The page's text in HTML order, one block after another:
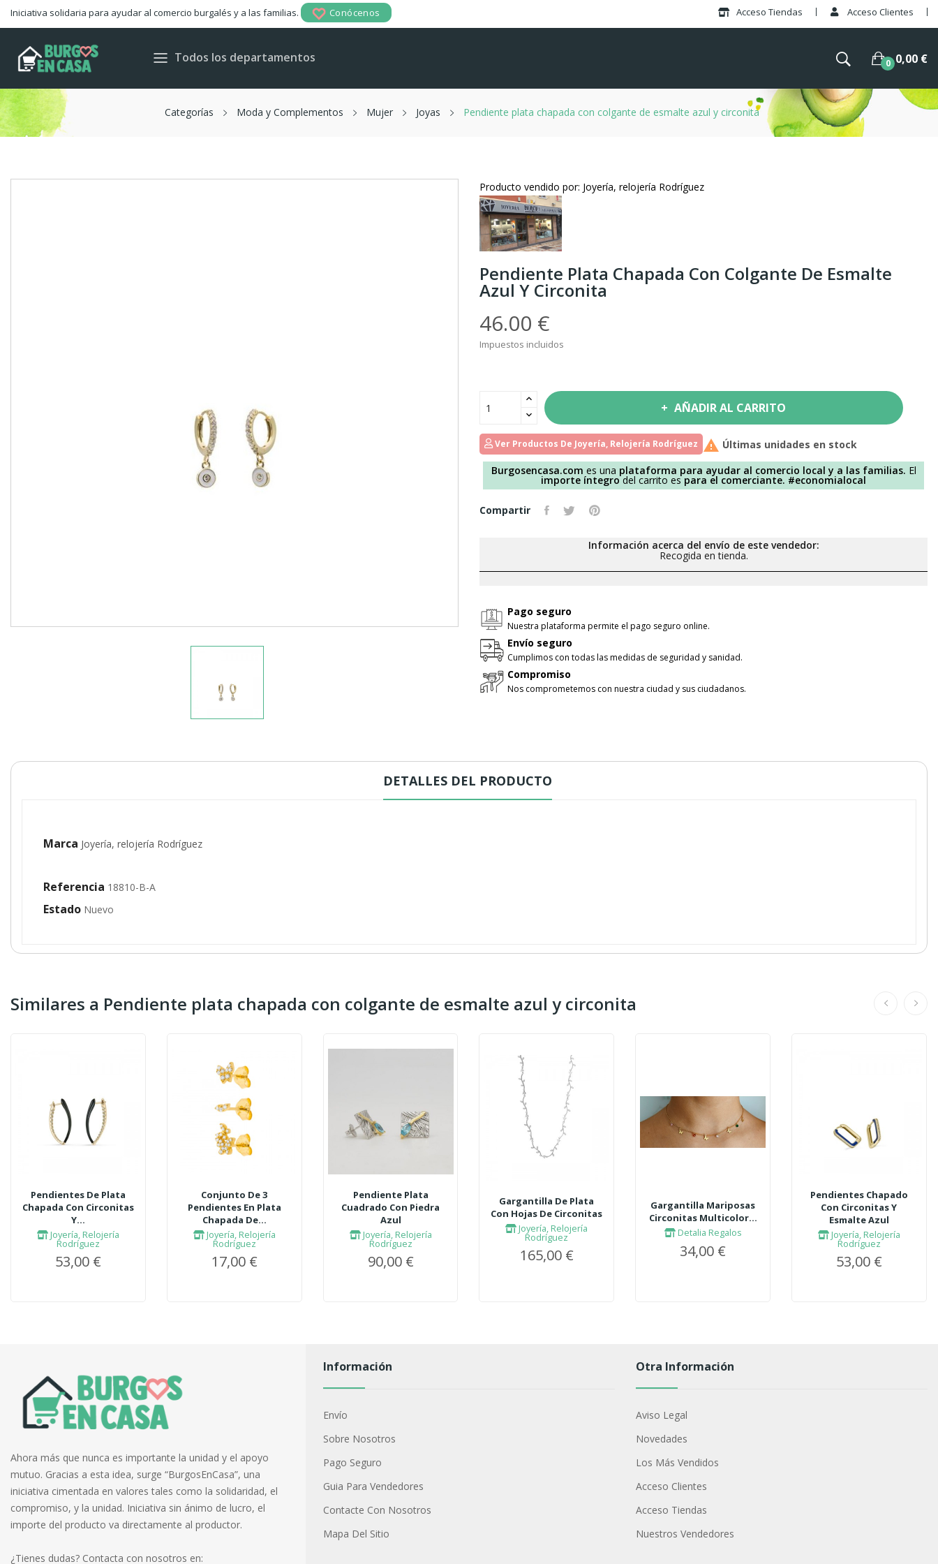
Acceso Clientes
Acceso Tiendas
Iniciativa solidaria para ayudar al comercio burgalés y a las familias. Conócenos
Todos los departamentos 0 0,00 €
Categorías Moda y Complementos Mujer Joyas Pendiente plata chapada con colgante de esmalte azul y circonita
Producto vendido por: Joyería, relojería Rodríguez
Pendiente Plata Chapada Con Colgante De Esmalte
Azul Y Circonita
46.00 €
Impuestos incluidos
AÑADIR AL CARRITO
Ver Productos De Joyería, Relojería Rodríguez  Últimas unidades en stock
Burgosencasa.com es una plataforma para ayudar al comercio local y a las familias. El
importe íntegrodel carrito es para el comerciante. #economialocal
Compartir
Información acerca del envío de este vendedor:
Recogida en tienda.
Pago seguro
Nuestra plataforma permite el pago seguro online.
Envío seguro
Cumplimos con todas las medidas de seguridad y sanidad.
Compromiso
Nos comprometemos con nuestra ciudad y sus ciudadanos.
DETALLES DEL PRODUCTO
Marca Joyería, relojería Rodríguez
Referencia 18810-B-A
Estado Nuevo
Similares a Pendiente plata chapada con colgante de esmalte azul y circonita
Pendientes De Plata
Chapada Con Circonitas
Y...
Joyería, Relojería
Rodríguez
53,00 €
Conjunto De 3
Pendientes En Plata
Chapada De...
Joyería, Relojería
Rodríguez
17,00 €
Pendiente Plata
Cuadrado Con Piedra
Azul
Joyería, Relojería
Rodríguez
90,00 €
Gargantilla De Plata
Con Hojas De Circonitas
Joyería, Relojería
Rodríguez
165,00 €
Gargantilla Mariposas
Circonitas Multicolor...
Detalia Regalos
34,00 €
Pendientes Chapado
Con Circonitas Y
Esmalte Azul
Joyería, Relojería
Rodríguez
53,00 €
Ahora más que nunca es importante la unidad y el apoyo
mutuo. Gracias a esta idea, surge “BurgosEnCasa”, una
iniciativa cimentada en valores tales como la solidaridad, el
compromiso, y la unidad. Iniciativa sin ánimo de lucro, el
importe del producto va directamente al productor.
¿Tienes dudas? Contacta con nosotros en:
Información
Envío
Sobre Nosotros
Pago Seguro
Guia Para Vendedores
Contacte Con Nosotros
Mapa Del Sitio
Otra Información
Aviso Legal
Novedades
Los Más Vendidos
Acceso Clientes
Acceso Tiendas
Nuestros Vendedores